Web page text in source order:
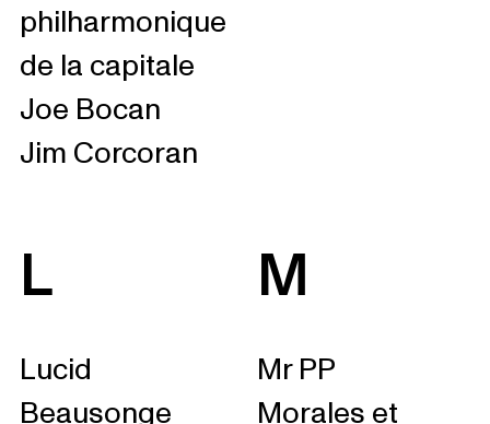
philharmonique
de la capitale
Joe Bocan
Jim Corcoran
L
Lucid
Beausonge
M
Mr PP
Morales et